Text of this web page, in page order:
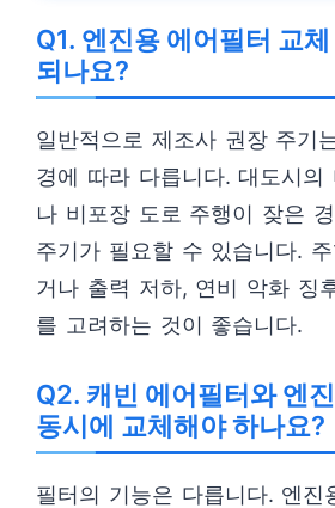
Q1. 엔진용 에어필터 교
되나요?
일반적으로 제조사 권장 주기
경에 따라 다릅니다. 대도시의
나 비포장 도로 주행이 잦은
주기가 필요할 수 있습니다.
거나 출력 저하, 연비 악화 징
를 고려하는 것이 좋습니다.
Q2. 캐빈 에어필터와 엔
동시에 교체해야 하나요?
필터의 기능은 다릅니다. 엔진